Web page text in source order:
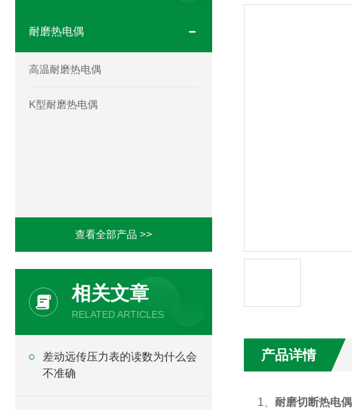
耐磨热电偶
高温耐磨热电偶
K型耐磨热电偶
查看全部产品 >>
相关文章
RELATED ARTICLES
差动远传压力表的读数为什么会
不准确
产品详情
1、 耐磨切断热电偶